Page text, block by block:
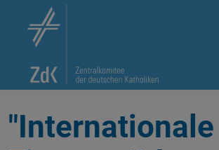
"Internationale